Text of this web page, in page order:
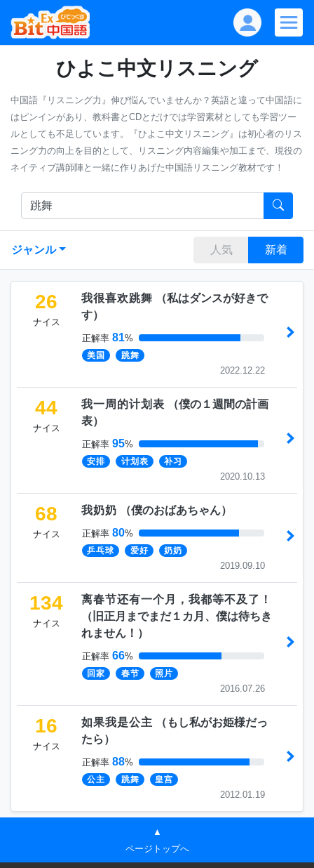
ひよこ中文リスニング
中国語『リスニング力』伸び悩んでいませんか？英語と違って中国語に
はピンインがあり、教科書とCDとだけでは学習素材としても学習ツー
ルとしても不足しています。『ひよこ中文リスニング』は初心者のリス
ニング力の向上を目的として、リスニング内容編集や加工まで、現役の
ネイティブ講師陣と一緒に作りあげた中国語リスニング教材です！
ジャンル 人気 新着
26
ナイス
我很喜欢跳舞 （私はダンスが好きで
す）
正解率 81%
美国 跳舞
2022.12.22
44
ナイス
我一周的计划表 （僕の１週間の計画
表）
正解率 95%
安排 计划表 补习
2020.10.13
68
ナイス
我奶奶 （僕のおばあちゃん）
正解率 80%
乒乓球 爱好 奶奶
2019.09.10
134
ナイス
离春节还有一个月，我都等不及了！
（ 旧正月までまだ１カ月、僕は待ちき
れません！ ）
正解率 66%
回家 春节 照片
2016.07.26
16
ナイス
如果我是公主 （ もし私がお姫様だっ
たら ）
正解率 88%
公主 跳舞 皇宫
2012.01.19
▲
ページトップへ